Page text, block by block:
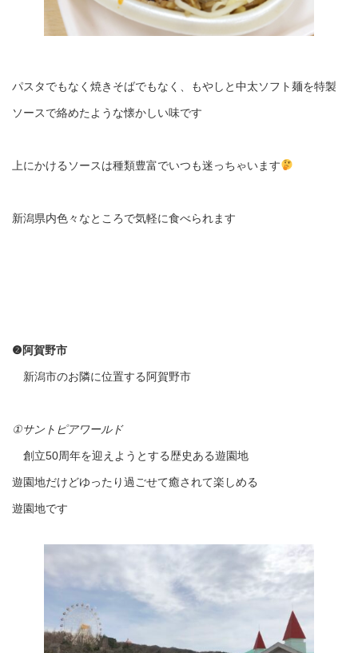
パスタでもなく焼きそばでもなく、もやしと中太ソフト麺を特製
ソースで絡めたような懐かしい味です
上にかけるソースは種類豊富でいつも迷っちゃいます
新潟県内色々なところで気軽に食べられます
❷阿賀野市
新潟市のお隣に位置する阿賀野市
①サントピアワールド
創立50周年を迎えようとする歴史ある遊園地
遊園地だけどゆったり過ごせて癒されて楽しめる
遊園地です